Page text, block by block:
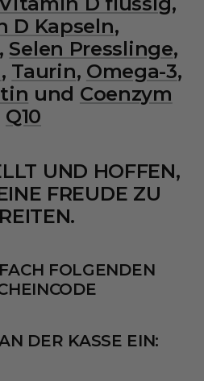
D Kapseln,
, Selen Presslinge,
, Taurin, Omega-3,
und Coenzym
Q10
UND HOFFEN,
FREUDE ZU
FOLGENDEN
DER KASSE EIN: